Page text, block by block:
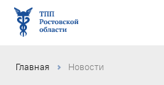
Главная Новости